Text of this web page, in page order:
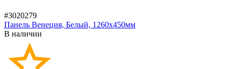
#3020279
Панель Венеция, Белый, 1260х450мм
В наличии